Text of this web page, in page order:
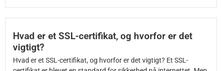
Hvad er et SSL-certifikat, og hvorfor er det
vigtigt?
Hvad er et SSL-certifikat, og hvorfor er det vigtigt? Et SSL-